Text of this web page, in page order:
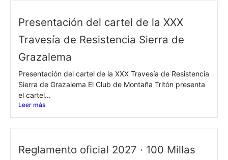
Presentación del cartel de la XXX
Travesía de Resistencia Sierra de
Grazalema
Presentación del cartel de la XXX Travesía de Resistencia
Sierra de Grazalema El Club de Montaña Tritón presenta
el cartel...
Leer más
Reglamento oficial 2027 · 100 Millas